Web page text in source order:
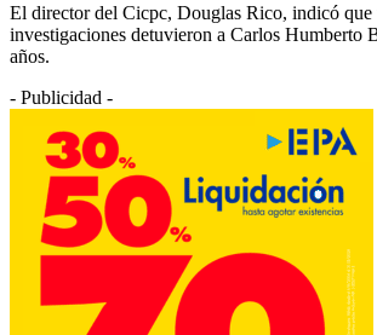
El director del Cicpc, Douglas Rico, indicó que
investigaciones detuvieron a Carlos Humberto
años.
- Publicidad -